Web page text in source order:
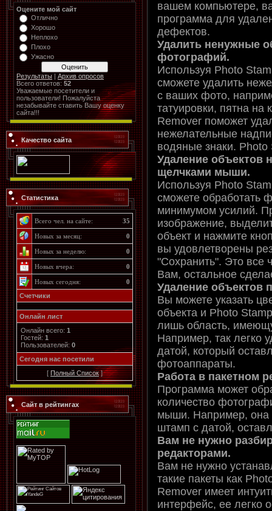
Оцените мой сайт
Отлично
Хорошо
Неплохо
Плохо
Ужасно
Результаты
Архив опросов
Всего ответов: 52
Уважаемые посетители и
пользователи! Пожалуйста
незабывайте ставить Вашу оценку
сайта!!!
Качество сайта
Статистика
Всего чел. на сайте: 35
Новых за месяц: 0
Новых за неделю: 0
Новых вчера: 0
Новых сегодня:
0
Счетчики
Онлайн лист
Онлайн всего: 1
Гостей: 1
Пользователей: 0
Cегодня нас посетили
[ Полный Список]
Сайт в рейтингах
вашем компьютере,
программа для
дефектов.
Удалить ненужные
фотографий.
Используя Photo
сможете удалить
с ваших фото,
татуировки, пятна на
Remover поможет
нежелательные
водяные знаки. Photo
Удаление объектов
щелчками мыши.
Используя Photo
сможете обработать
минимумом усилий.
изображение,
объект и нажмите
вы удовлетворены
"Сохранить". Это все
Вам, остальное
Удаление объектов
Вы можете указать
объекта и Photo
лишь область,
Например, так легко
датой, который
фотоаппараты.
Работа в пакетном
Программа может
количество
мыши. Например, она
штамп с датой,
Вам не нужно
редакторами.
Вам не нужно
такие пакеты как
Remover имеет
интерфейс, ее легко